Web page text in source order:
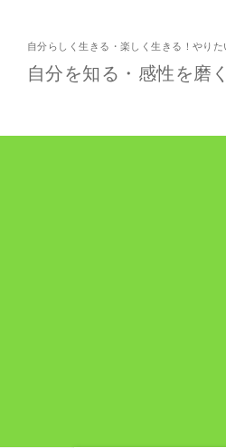
自分らしく生きる・楽しく生きる！やり
自分を知る・感性を磨